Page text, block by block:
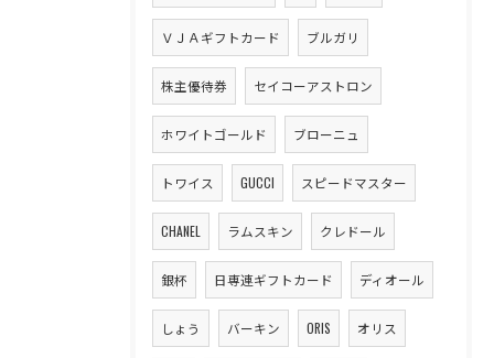
ＶＪＡギフトカード ブルガリ
株主優待券 セイコーアストロン
ホワイトゴールド ブローニュ
トワイス GUCCI スピードマスター
CHANEL ラムスキン クレドール
銀杯 日専連ギフトカード ディオール
しょう バーキン ORIS オリス